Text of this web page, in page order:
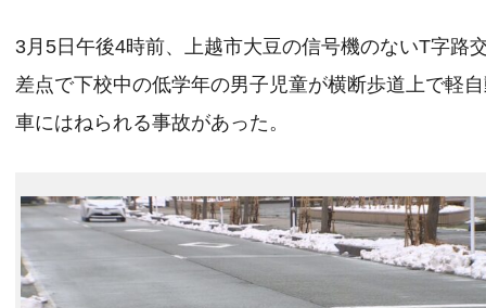
3月5日午後4時前、上越市大豆の信号機のないT字路
差点で下校中の低学年の男子児童が横断歩道上で軽
車にはねられる事故があった。